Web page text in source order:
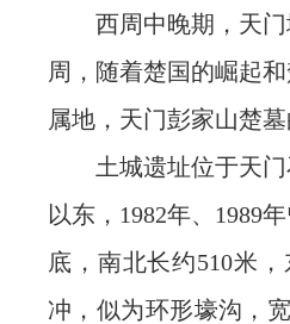
西周中晚期，天
周，随着楚国的崛起
属地，天门彭家山楚
土城遗址位于天
以东，1982年、1989
底，南北长约510米
冲，似为环形壕沟，